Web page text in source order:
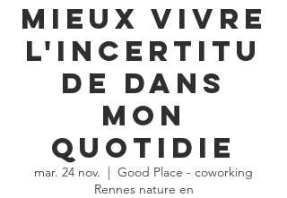
Mieux vivre
l'incertitu
de dans
mon
quotidie
mar. 24 nov.
  |
Good Place - coworking
Rennes nature en